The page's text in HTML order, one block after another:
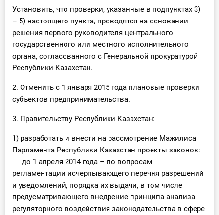
Установить, что проверки, указанные в подпунктах 3)
– 5) настоящего пункта, проводятся на основании
решения первого руководителя центрального
государственного или местного исполнительного
органа, согласованного с Генеральной прокуратурой
Республики Казахстан.
2. Отменить с 1 января 2015 года плановые проверки
субъектов предпринимательства.
3. Правительству Республики Казахстан:
1) разработать и внести на рассмотрение Мажилиса
Парламента Республики Казахстан проекты законов:
до 1 апреля 2014 года – по вопросам
регламентации исчерпывающего перечня разрешений
и уведомлений, порядка их выдачи, в том числе
предусматривающего внедрение принципа анализа
регуляторного воздействия законодательства в сфере